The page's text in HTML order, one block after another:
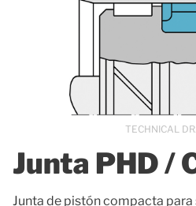
Junta PHD /
Junta de pistón compacta
TECHNICAL